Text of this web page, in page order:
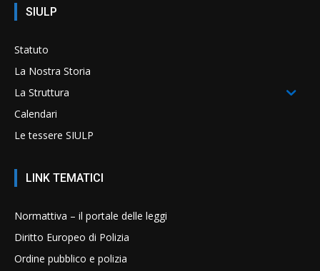
SIULP
Statuto
La Nostra Storia
La Struttura
Calendari
Le tessere SIULP
LINK TEMATICI
Normattiva – il portale delle leggi
Diritto Europeo di Polizia
Ordine pubblico e polizia